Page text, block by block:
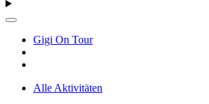
Gigi On Tour
Alle Aktivitäten